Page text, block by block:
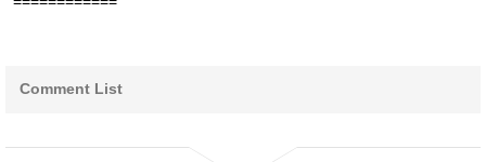
Comment List